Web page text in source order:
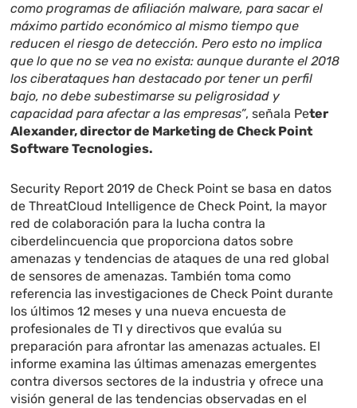
como programas de afiliación malware, para sacar el
máximo partido económico al mismo tiempo que
reducen el riesgo de detección. Pero esto no implica
que lo que no se vea no exista: aunque durante el 2018
los ciberataques han destacado por tener un perfil
bajo, no debe subestimarse su peligrosidad y
capacidad para afectar a las empresas”, señala Peter
Alexander, director de Marketing de Check Point
Software Tecnologies.
Security Report 2019 de Check Point se basa en datos
de ThreatCloud Intelligence de Check Point, la mayor
red de colaboración para la lucha contra la
ciberdelincuencia que proporciona datos sobre
amenazas y tendencias de ataques de una red global
de sensores de amenazas. También toma como
referencia las investigaciones de Check Point durante
los últimos 12 meses y una nueva encuesta de
profesionales de TI y directivos que evalúa su
preparación para afrontar las amenazas actuales. El
informe examina las últimas amenazas emergentes
contra diversos sectores de la industria y ofrece una
visión general de las tendencias observadas en el